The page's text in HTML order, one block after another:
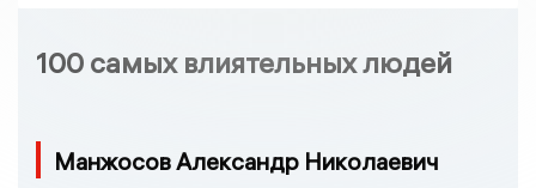
100 самых влиятельных людей
Манжосов Александр Николаевич